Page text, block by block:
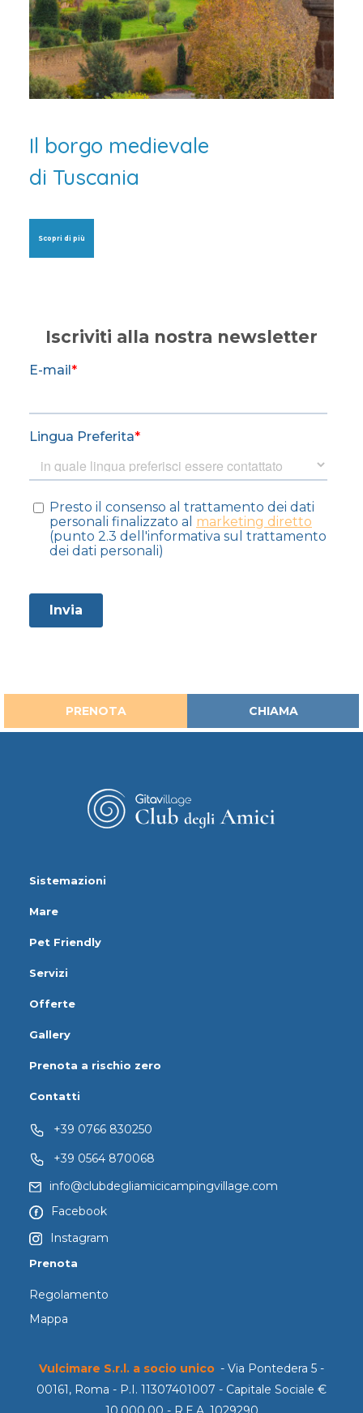
Il borgo medievale
di Tuscania
Scopri di più
Iscriviti alla nostra newsletter
PRENOTA CHIAMA
Sistemazioni
Mare
Pet Friendly
Servizi
Offerte
Gallery
Prenota a rischio zero
Contatti
+39 0766 830250
+39 0564 870068
info@clubdegliamicicampingvillage.com
Facebook
Instagram
Prenota
Regolamento
Mappa
Vulcimare S.r.l. a socio unico - Via Pontedera 5 -
00161, Roma - P.I. 11307401007 - Capitale Sociale €